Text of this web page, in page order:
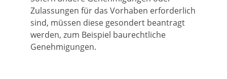
Zulassungen für das Vorhaben erforderlich
sind, müssen diese gesondert beantragt
werden, zum Beispiel baurechtliche
Genehmigungen.